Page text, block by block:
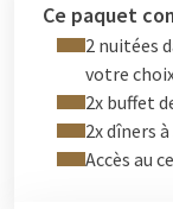
Brabant ! Un
de randonnée
vous permettant
confortable de
copieux). Après
profiter de toutes
Ce paquet
2 nuitées
votre
2x buffet
2x dîners
Accès au